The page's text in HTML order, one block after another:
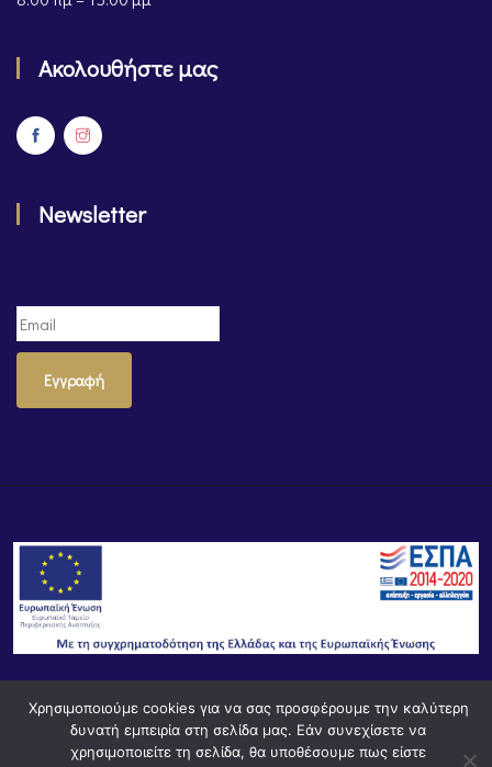
Ακολουθήστε μας
Newsletter
Εγγραφή
© Powered byKnowledge AE
Χρησιμοποιούμε cookies για να σας προσφέρουμε την καλύτερη
δυνατή εμπειρία στη σελίδα μας. Εάν συνεχίσετε να
χρησιμοποιείτε τη σελίδα, θα υποθέσουμε πως είστε